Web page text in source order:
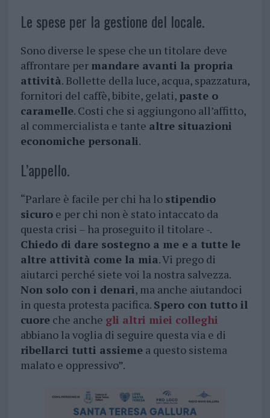
Le spese per la gestione del locale.
Sono diverse le spese che un titolare deve
affrontare per mandare avanti la propria
attività. Bollette della luce, acqua, spazzatura,
fornitori del caffè, bibite, gelati, paste o
caramelle. Costi che si aggiungono all’affitto,
al commercialista e tante altre situazioni
economiche personali.
L’appello.
“Parlare è facile per chi ha lo stipendio
sicuroe per chi non è stato intaccato da
questa crisi – ha proseguito il titolare -.
Chiedo di dare sostegno a me e a tutte le
altre attività come la mia. Vi prego di
aiutarci perché siete voi la nostra salvezza.
Non solo con i denari, ma anche aiutandoci
in questa protesta pacifica. Spero con tutto il
cuoreche anche gli altri miei colleghi
abbiano la voglia di seguire questa via e di
ribellarci tutti assiemea questo sistema
malato e oppressivo”.